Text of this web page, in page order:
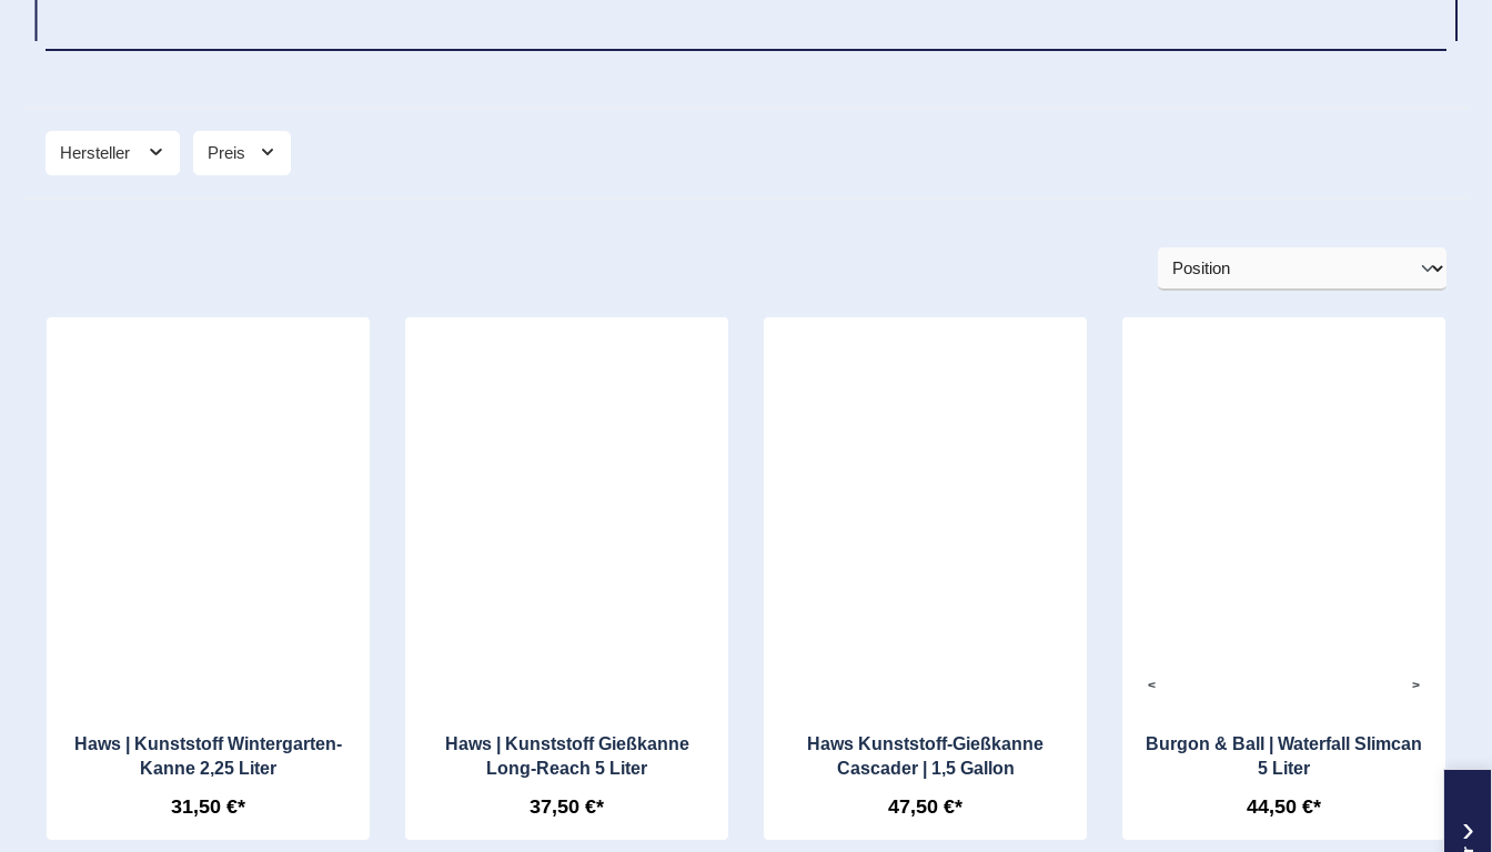
Hersteller Preis
Haws | Kunststoff Wintergarten-
Kanne 2,25 Liter
31,50 €*
Haws | Kunststoff Gießkanne
Long-Reach 5 Liter
37,50 €*
Haws Kunststoff-Gießkanne
Cascader | 1,5 Gallon
47,50 €*
< >
Burgon & Ball | Waterfall Slimcan
5 Liter
44,50 €*
›